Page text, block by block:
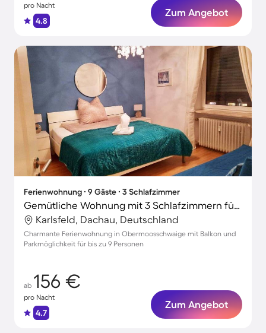
pro Nacht
4.8
Zum Angebot
Ferienwohnung ∙ 9 Gäste ∙ 3 Schlafzimmer
Gemütliche Wohnung mit 3 Schlafzimmern für 9 Personen
Karlsfeld, Dachau, Deutschland
Charmante Ferienwohnung in Obermoosschwaige mit Balkon und
Parkmöglichkeit für bis zu 9 Personen
ab 156 €
pro Nacht
4.7
Zum Angebot